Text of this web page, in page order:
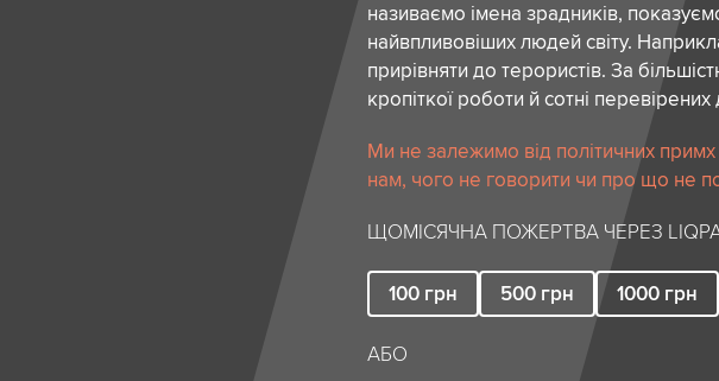
називаємо імена зрадників,
найвпливовіших людей світу.
прирівняти до терористів. За
кропіткої роботи й сотні
Ми не залежимо від політичних
нам, чого не говорити чи про що не
ЩОМІСЯЧНА ПОЖЕРТВА ЧЕРЕЗ
100 грн 500 грн 1000 грн
АБО